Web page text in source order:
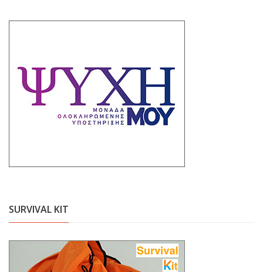
SURVIVAL KIT